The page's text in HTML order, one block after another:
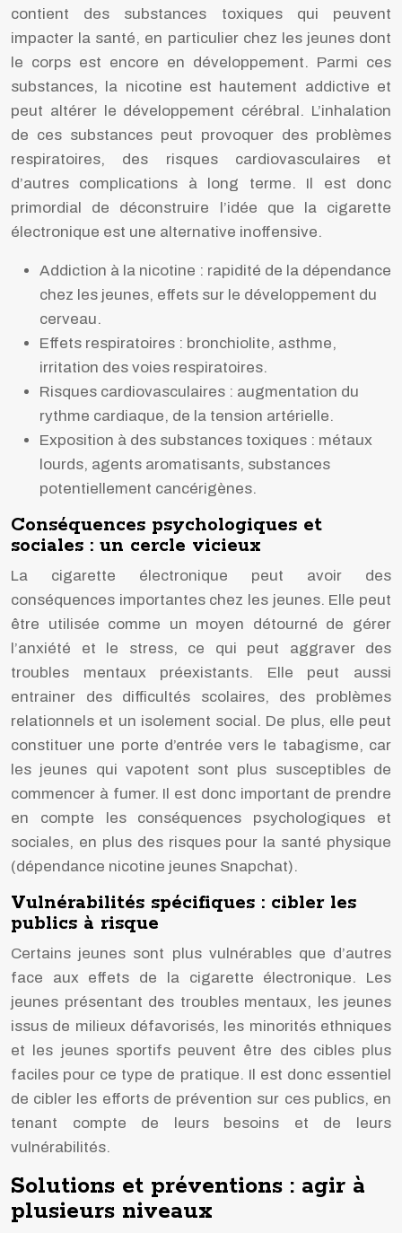
contient des substances toxiques qui peuvent
impacter la santé, en particulier chez les jeunes dont
le corps est encore en développement. Parmi ces
substances, la nicotine est hautement addictive et
peut altérer le développement cérébral. L’inhalation
de ces substances peut provoquer des problèmes
respiratoires, des risques cardiovasculaires et
d’autres complications à long terme. Il est donc
primordial de déconstruire l’idée que la cigarette
électronique est une alternative inoffensive.
Addiction à la nicotine : rapidité de la dépendance
chez les jeunes, effets sur le développement du
cerveau.
Effets respiratoires : bronchiolite, asthme,
irritation des voies respiratoires.
Risques cardiovasculaires : augmentation du
rythme cardiaque, de la tension artérielle.
Exposition à des substances toxiques : métaux
lourds, agents aromatisants, substances
potentiellement cancérigènes.
Conséquences psychologiques et
sociales : un cercle vicieux
La cigarette électronique peut avoir des
conséquences importantes chez les jeunes. Elle peut
être utilisée comme un moyen détourné de gérer
l’anxiété et le stress, ce qui peut aggraver des
troubles mentaux préexistants. Elle peut aussi
entrainer des difficultés scolaires, des problèmes
relationnels et un isolement social. De plus, elle peut
constituer une porte d’entrée vers le tabagisme, car
les jeunes qui vapotent sont plus susceptibles de
commencer à fumer. Il est donc important de prendre
en compte les conséquences psychologiques et
sociales, en plus des risques pour la santé physique
(dépendance nicotine jeunes Snapchat).
Vulnérabilités spécifiques : cibler les
publics à risque
Certains jeunes sont plus vulnérables que d’autres
face aux effets de la cigarette électronique. Les
jeunes présentant des troubles mentaux, les jeunes
issus de milieux défavorisés, les minorités ethniques
et les jeunes sportifs peuvent être des cibles plus
faciles pour ce type de pratique. Il est donc essentiel
de cibler les efforts de prévention sur ces publics, en
tenant compte de leurs besoins et de leurs
vulnérabilités.
Solutions et préventions : agir à
plusieurs niveaux